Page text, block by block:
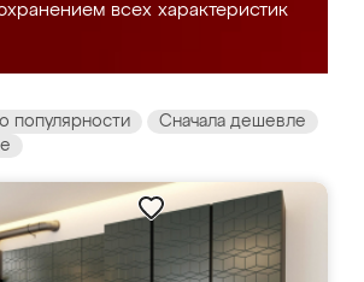
всех характеристик
популярности
Сначала дешевле